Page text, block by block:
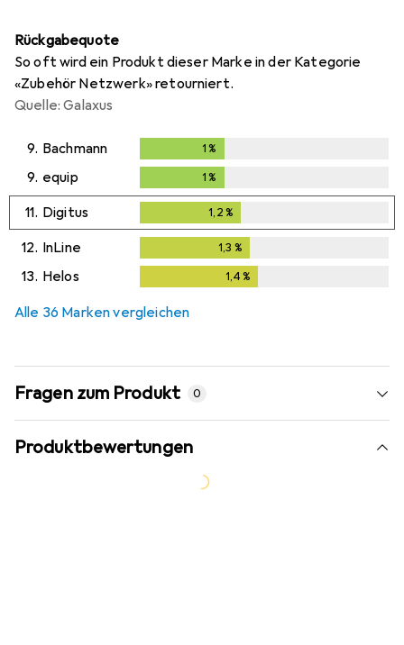
Rückgabequote
So oft wird ein Produkt dieser Marke in der Kategorie
«Zubehör Netzwerk» retourniert.
Quelle: Galaxus
9. Bachmann 1 %
9. equip 1 %
11. Digitus 1,2 %
12. InLine 1,3 %
13. Helos 1,4 %
Alle 36 Marken vergleichen
Fragen zum Produkt 0
Produktbewertungen